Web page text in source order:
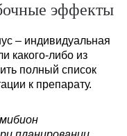
эффекты
– индивидуальная
какого-либо из
полный список
к препарату.